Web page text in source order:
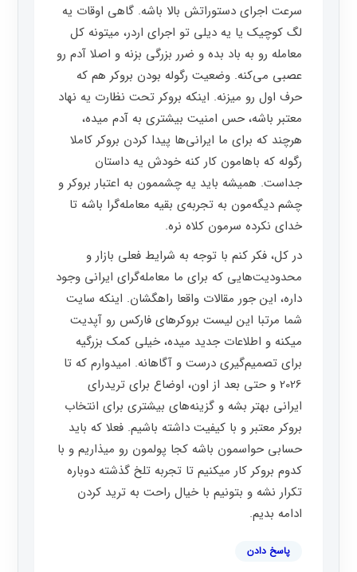
سرعت اجرای دستوراتش بالا باشه. گاهی اوقات یه
لگ کوچیک یا یه دیلی تو اجرای اردر، میتونه کل
معامله رو به باد بده و ضرر بزرگی بزنه و اصلا آدم رو
عصبی می‌کنه. وضعیت رگوله بودن بروکر هم که
حرف اول رو میزنه. اینکه بروکر تحت نظارت یه نهاد
معتبر باشه، حس امنیت بیشتری به آدم میده،
هرچند که برای ما ایرانی‌ها پیدا کردن بروکر کاملا
رگوله که باهامون کار کنه خودش یه داستان
جداست. همیشه باید یه چشممون به اعتبار بروکر و
چشم دیگه‌مون به تجربه‌ی بقیه معامله‌گرا باشه تا
خدای نکرده سرمون کلاه نره.
در کل، فکر کنم با توجه به شرایط فعلی بازار و
محدودیت‌هایی که برای ما معامله‌گرای ایرانی وجود
داره، این جور مقالات واقعا راهگشان. اینکه سایت
شما مرتبا این لیست بروکرهای فارکس رو آپدیت
میکنه و اطلاعات جدید میده، خیلی کمک بزرگیه
برای تصمیم‌گیری درست و آگاهانه. امیدوارم که تا
2026 و حتی بعد از اون، اوضاع برای تریدرای
ایرانی بهتر بشه و گزینه‌های بیشتری برای انتخاب
بروکر معتبر و با کیفیت داشته باشیم. فعلا که باید
حسابی حواسمون باشه کجا پولمون رو میذاریم و با
کدوم بروکر کار میکنیم تا تجربه تلخ گذشته دوباره
تکرار نشه و بتونیم با خیال راحت به ترید کردن
ادامه بدیم.
پاسخ دادن